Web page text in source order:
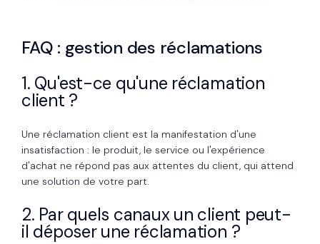
FAQ : gestion des réclamations
1. Qu'est-ce qu'une réclamation
client ?
Une réclamation client est la manifestation d'une
insatisfaction : le produit, le service ou l'expérience
d'achat ne répond pas aux attentes du client, qui attend
une solution de votre part.
2. Par quels canaux un client peut-
il déposer une réclamation ?